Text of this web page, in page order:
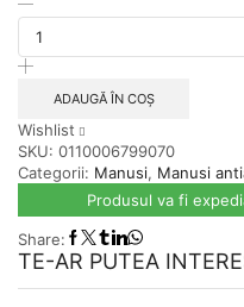
Manusi
din
natural,
in
neopren
BI-
COLOUR
TM
87-
900
ADAUGĂ ÎN COȘ
Wishlist
SKU: 0110006799070
Categorii: Manusi, Manusi
Produsul va fi
Share:
TE-AR PUTEA